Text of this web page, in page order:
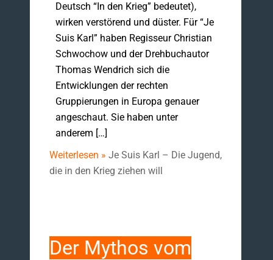
Deutsch “In den Krieg” bedeutet),
wirken verstörend und düster. Für “Je
Suis Karl” haben Regisseur Christian
Schwochow und der Drehbuchautor
Thomas Wendrich sich die
Entwicklungen der rechten
Gruppierungen in Europa genauer
angeschaut. Sie haben unter
anderem […]
Weiterlesen » Je Suis Karl – Die Jugend,
die in den Krieg ziehen will
Der Mythos vom